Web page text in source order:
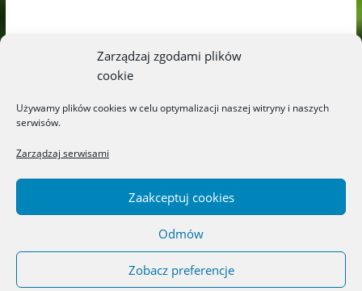
Zarządzaj zgodami plików
cookie
Używamy plików cookies w celu optymalizacji naszej witryny i naszych
serwisów.
Zarządzaj serwisami
Zaakceptuj cookies
Odmów
Zobacz preferencje
Blog o książkach dla dzieci i młodzieży –
recenzje i rekomendacje. All rights reserved.
Theme: ColorMag byThemeGrill. Powered by